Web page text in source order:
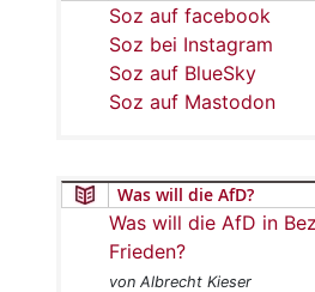
Soz auf facebook
Soz bei Instagram
Soz auf BlueSky
Soz auf Mastodon
Was will die AfD?
Was will die AfD in
Frieden?
von Albrecht Kieser